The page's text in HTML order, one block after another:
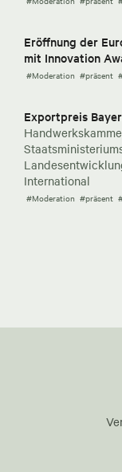
Eröffnung der
mit Innovation
#Moderation #präsent
Exportpreis
International
#Moderation #präsent